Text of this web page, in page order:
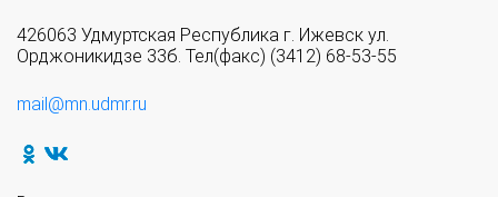
426063 Удмуртская Республика г. Ижевск ул.
Орджоникидзе 33б. Тел(факс) (3412) 68-53-55
mail@mn.udmr.ru